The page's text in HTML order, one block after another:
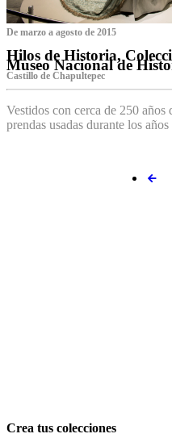
De marzo a agosto de 2015
Hilos de Historia,
Museo Nacional de
Castillo de Chapultepec
Vestidos con cerca de 250 años
prendas usadas durante los
Crea tus colecciones